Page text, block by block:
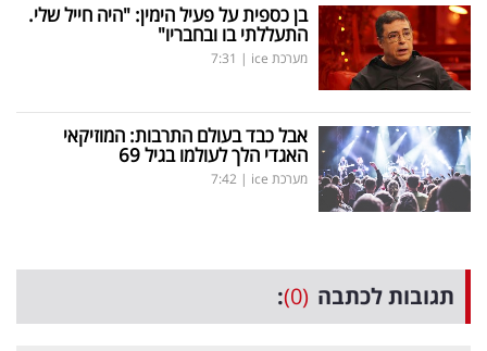
בן כספית על פעיל הימין: "היה חייל שלי.
התעללתי בו ובחבריו"
מערכת ice |
7:31
אבל כבד בעולם התרבות: המוזיקאי
האגדי הלך לעולמו בגיל 69
מערכת ice |
7:42
תגובות לכתבה (0)
: